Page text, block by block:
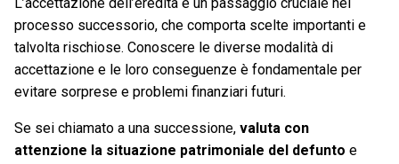
processo successorio, che comporta scelte importanti e
talvolta rischiose. Conoscere le diverse modalità di
accettazione e le loro conseguenze è fondamentale per
evitare sorprese e problemi finanziari futuri.
Se sei chiamato a una successione, valuta con
attenzione la situazione patrimoniale del defunto e